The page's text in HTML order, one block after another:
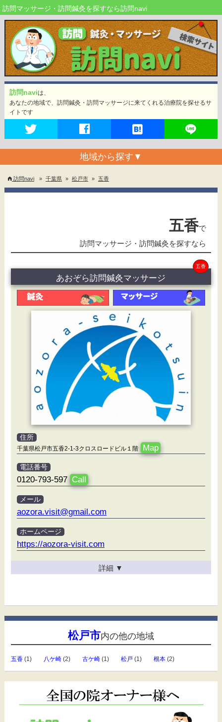
訪問マッサージ・訪問鍼灸を探すなら訪問navi
訪問naviは、
あなたの地域で、訪問鍼灸・訪問マッサージに来てくれる治療院を探せるサ
イトです
地域から探す ▼
訪問navi » 千葉県 » 松戸市 » 五香
五香で
訪問マッサージ・訪問鍼灸を探すなら
五香
あおぞら訪問鍼灸マッサージ
住所
千葉県松戸市五香2-1-3クロスロードビル１階 Map
電話番号
0120-793-597 Call
メール
aozora.visit@gmail.com
ホームページ
https://aozora-visit.com
詳細 ▼
松戸市内の他の地域
五香(1) 八ケ崎(2) 古ケ崎(1) 松戸(1) 根本(2)